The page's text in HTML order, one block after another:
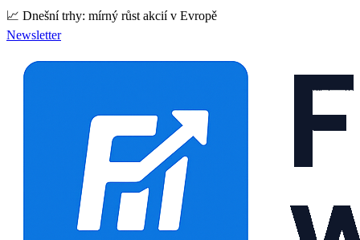
📈 Dnešní trhy: mírný růst akcií v Evropě
Newsletter